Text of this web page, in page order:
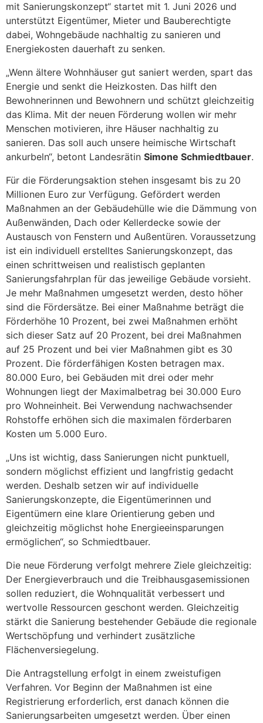
mit Sanierungskonzept“ startet mit 1. Juni 2026 und
unterstützt Eigentümer, Mieter und Bauberechtigte
dabei, Wohngebäude nachhaltig zu sanieren und
Energiekosten dauerhaft zu senken.
„Wenn ältere Wohnhäuser gut saniert werden, spart das
Energie und senkt die Heizkosten. Das hilft den
Bewohnerinnen und Bewohnern und schützt gleichzeitig
das Klima. Mit der neuen Förderung wollen wir mehr
Menschen motivieren, ihre Häuser nachhaltig zu
sanieren. Das soll auch unsere heimische Wirtschaft
ankurbeln“, betont Landesrätin Simone Schmiedtbauer.
Für die Förderungsaktion stehen insgesamt bis zu 20
Millionen Euro zur Verfügung. Gefördert werden
Maßnahmen an der Gebäudehülle wie die Dämmung von
Außenwänden, Dach oder Kellerdecke sowie der
Austausch von Fenstern und Außentüren. Voraussetzung
ist ein individuell erstelltes Sanierungskonzept, das
einen schrittweisen und realistisch geplanten
Sanierungsfahrplan für das jeweilige Gebäude vorsieht.
Je mehr Maßnahmen umgesetzt werden, desto höher
sind die Fördersätze. Bei einer Maßnahme beträgt die
Förderhöhe 10 Prozent, bei zwei Maßnahmen erhöht
sich dieser Satz auf 20 Prozent, bei drei Maßnahmen
auf 25 Prozent und bei vier Maßnahmen gibt es 30
Prozent. Die förderfähigen Kosten betragen max.
80.000 Euro, bei Gebäuden mit drei oder mehr
Wohnungen liegt der Maximalbetrag bei 30.000 Euro
pro Wohneinheit. Bei Verwendung nachwachsender
Rohstoffe erhöhen sich die maximalen förderbaren
Kosten um 5.000 Euro.
„Uns ist wichtig, dass Sanierungen nicht punktuell,
sondern möglichst effizient und langfristig gedacht
werden. Deshalb setzen wir auf individuelle
Sanierungskonzepte, die Eigentümerinnen und
Eigentümern eine klare Orientierung geben und
gleichzeitig möglichst hohe Energieeinsparungen
ermöglichen“, so Schmiedtbauer.
Die neue Förderung verfolgt mehrere Ziele gleichzeitig:
Der Energieverbrauch und die Treibhausgasemissionen
sollen reduziert, die Wohnqualität verbessert und
wertvolle Ressourcen geschont werden. Gleichzeitig
stärkt die Sanierung bestehender Gebäude die regionale
Wertschöpfung und verhindert zusätzliche
Flächenversiegelung.
Die Antragstellung erfolgt in einem zweistufigen
Verfahren. Vor Beginn der Maßnahmen ist eine
Registrierung erforderlich, erst danach können die
Sanierungsarbeiten umgesetzt werden. Über einen